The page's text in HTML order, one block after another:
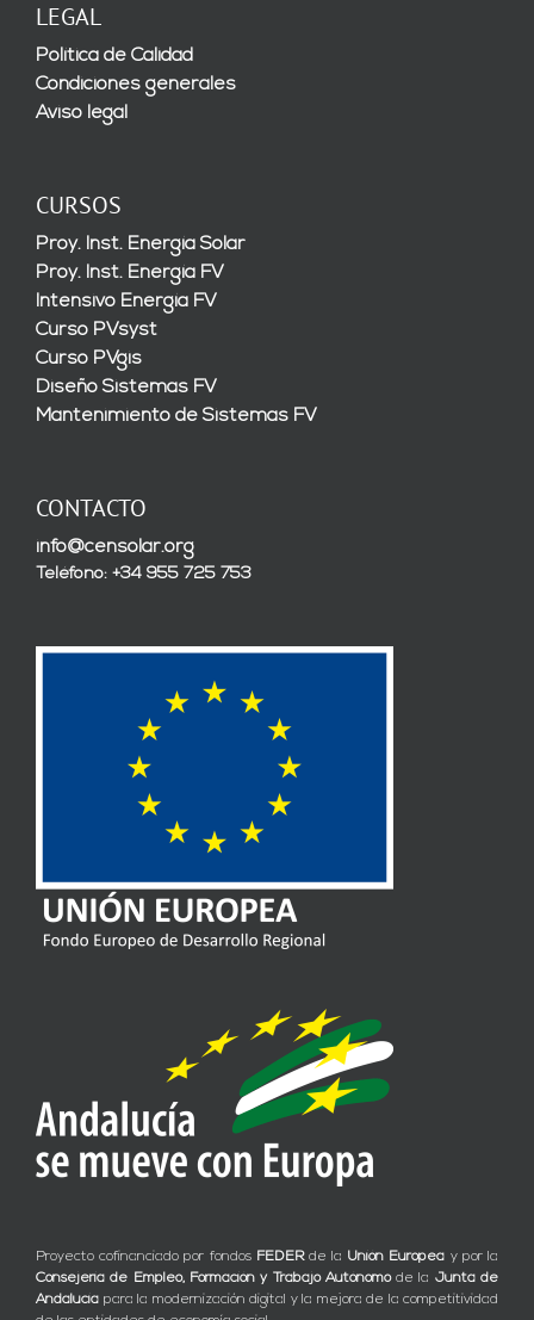
LEGAL
Política de Calidad
Condiciones generales
Aviso legal
CURSOS
Proy. Inst. Energía Solar
Proy. Inst. Energía FV
Intensivo Energía FV
Curso PVsyst
Curso PVgis
Diseño Sistemas FV
Mantenimiento de Sistemas FV
CONTACTO
info@censolar.org
Teléfono: +34 955 725 753
Proyecto cofinanciado por fondos FEDERde la Unión Europea y por la
Consejería de Empleo, Formación y Trabajo Autónomode la Junta de
Andalucía para la modernización digital y la mejora de la competitividad